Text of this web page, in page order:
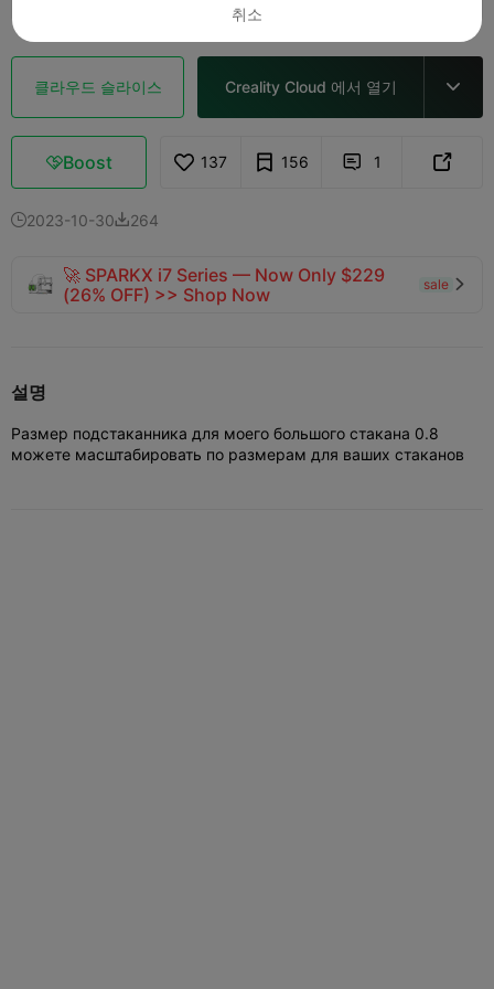
클라우드 슬라이스 Creality Cloud 에서 열기 
Boost 137 156  1 
2023-10-30264
🚀 SPARKX i7 Series — Now Only $229
(26% OFF) >> Shop Now
sale 
설명
Размер подстаканника для моего большого стакана 0.8
можете масштабировать по размерам для ваших стаканов
취소